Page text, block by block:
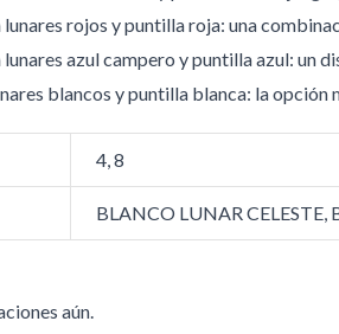
rojos y puntilla roja: una
azul campero y puntilla azul: un
blancos y puntilla blanca: la opción
4, 8
BLANCO LUNAR
aún.